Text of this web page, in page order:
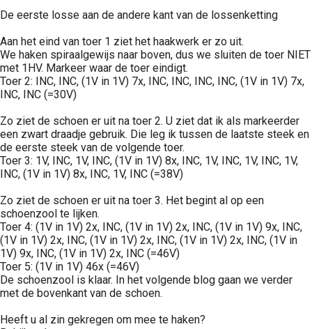
De eerste losse aan de andere kant van de lossenketting
Aan het eind van toer 1 ziet het haakwerk er zo uit.
We haken spiraalgewijs naar boven, dus we sluiten de toer NIET
met 1HV. Markeer waar de toer eindigt.
Toer 2: INC, INC, (1V in 1V) 7x, INC, INC, INC, INC, (1V in 1V) 7x,
INC, INC (=30V)
Zo ziet de schoen er uit na toer 2. U ziet dat ik als markeerder
een zwart draadje gebruik. Die leg ik tussen de laatste steek en
de eerste steek van de volgende toer.
Toer 3: 1V, INC, 1V, INC, (1V in 1V) 8x, INC, 1V, INC, 1V, INC, 1V,
INC, (1V in 1V) 8x, INC, 1V, INC (=38V)
Zo ziet de schoen er uit na toer 3. Het begint al op een
schoenzool te lijken.
Toer 4: (1V in 1V) 2x, INC, (1V in 1V) 2x, INC, (1V in 1V) 9x, INC,
(1V in 1V) 2x, INC, (1V in 1V) 2x, INC, (1V in 1V) 2x, INC, (1V in
1V) 9x, INC, (1V in 1V) 2x, INC (=46V)
Toer 5: (1V in 1V) 46x (=46V)
De schoenzool is klaar. In het volgende blog gaan we verder
met de bovenkant van de schoen.
Heeft u al zin gekregen om mee te haken?